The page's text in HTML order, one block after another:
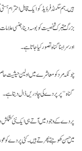
ہیں۔ ہم سگمنڈ فرؤیڈ کوایک قابل احترام
بزرگ متبرک شخصیت کو بوسہ دینا، جنسی
اورسراہنا گناہ تصور کیا جاتا ہے۔
چونکہ مرد کو معاشرے میں اولین حیثیت
گناہ‘‘ پر پردے کی چادریں ڈال دیتا ہے۔
پردے کے وجود میں آتے ہی ایک نئی کشمکش
میں حسن کھوجتے پھرتے ہیں۔ کئی پردے کو